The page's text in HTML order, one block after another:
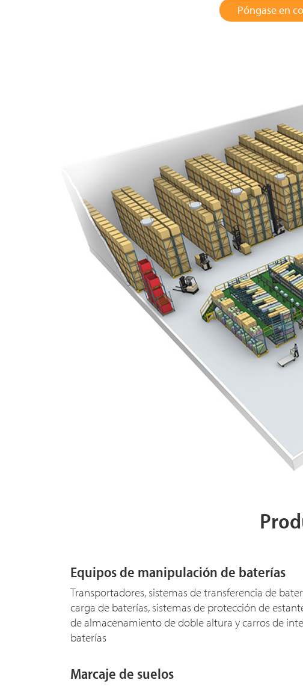
Póngase en
Equipos de manipulación de baterías
Transportadores, sistemas de transferencia de
carga de baterías, sistemas de protección de
de almacenamiento de doble altura y carros de
baterías
Marcaje de suelos